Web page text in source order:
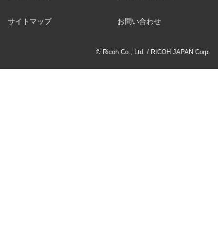
サイトマップ お問い合わせ
© Ricoh Co., Ltd. / RICOH JAPAN Corp.